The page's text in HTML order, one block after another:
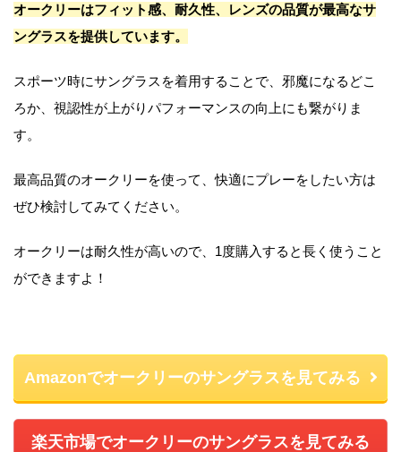
オークリーはフィット感、耐久性、レンズの品質が最高なサ
ングラスを提供しています。
スポーツ時にサングラスを着用することで、邪魔になるどこ
ろか、視認性が上がりパフォーマンスの向上にも繋がりま
す。
最高品質のオークリーを使って、快適にプレーをしたい方は
ぜひ検討してみてください。
オークリーは耐久性が高いので、1度購入すると長く使うこと
ができますよ！
Amazonでオークリーのサングラスを見てみる
楽天市場でオークリーのサングラスを見てみる